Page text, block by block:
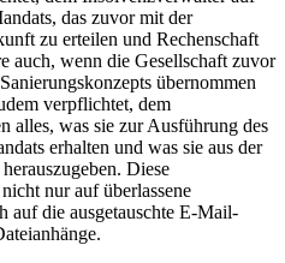
das zuvor mit der
zu erteilen und Rechenschaft
auch, wenn die Gesellschaft zuvor
übernommen
verpflichtet, dem
alles, was sie zur Ausführung des
erhalten und was sie aus der
Diese
nur auf überlassene
auf die ausgetauschte E-Mail-